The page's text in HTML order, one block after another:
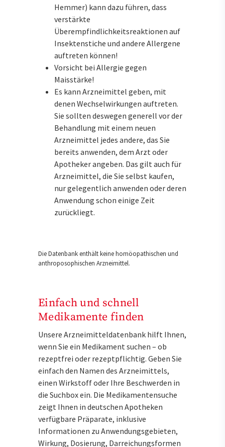
Hemmer) kann dazu führen, dass
verstärkte
Überempfindlichkeitsreaktionen auf
Insektenstiche und andere Allergene
auftreten können!
Vorsicht bei Allergie gegen
Maisstärke!
Es kann Arzneimittel geben, mit
denen Wechselwirkungen auftreten.
Sie sollten deswegen generell vor der
Behandlung mit einem neuen
Arzneimittel jedes andere, das Sie
bereits anwenden, dem Arzt oder
Apotheker angeben. Das gilt auch für
Arzneimittel, die Sie selbst kaufen,
nur gelegentlich anwenden oder deren
Anwendung schon einige Zeit
zurückliegt.
Die Datenbank enthält keine homöopathischen und
anthroposophischen Arzneimittel.
Einfach und schnell
Medikamente finden
Unsere Arzneimitteldatenbank hilft Ihnen,
wenn Sie ein Medikament suchen – ob
rezeptfrei oder rezeptpflichtig. Geben Sie
einfach den Namen des Arzneimittels,
einen Wirkstoff oder Ihre Beschwerden in
die Suchbox ein. Die Medikamentensuche
zeigt Ihnen in deutschen Apotheken
verfügbare Präparate, inklusive
Informationen zu Anwendungsgebieten,
Wirkung, Dosierung, Darreichungsformen